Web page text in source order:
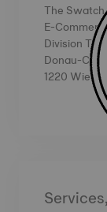
The Swatch
E-
Division
Donau-City-
1220 Wien